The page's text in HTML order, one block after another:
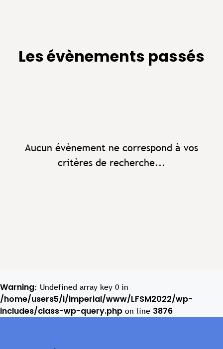
Les évènements passés
Aucun évènement ne correspond à vos
critères de recherche...
Warning: Undefined array key 0 in
/home/users5/i/imperial/www/LFSM2022/wp-
includes/class-wp-query.php on line 3876